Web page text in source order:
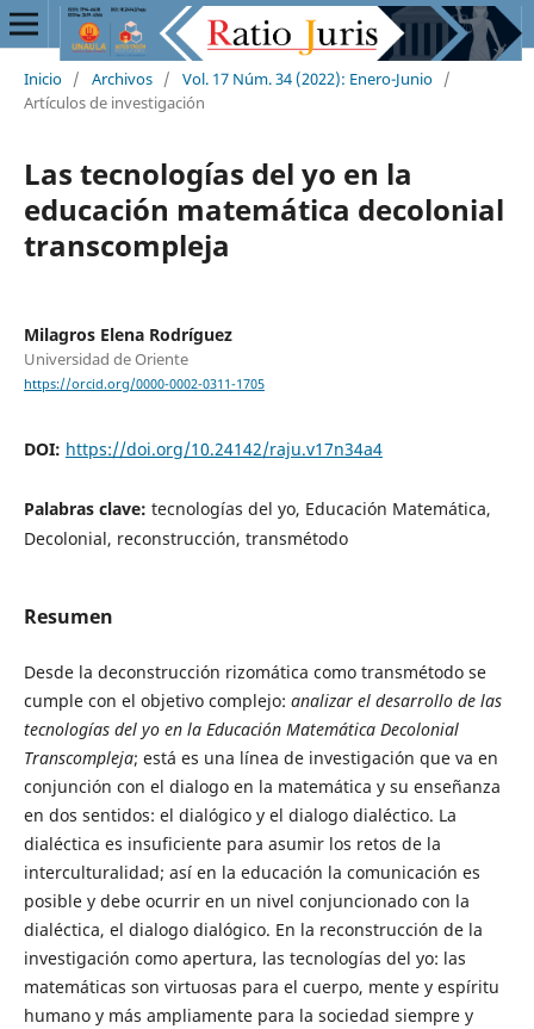
Inicio / Archivos / Vol. 17 Núm. 34 (2022): Enero-Junio /
Artículos de investigación
Las tecnologías del yo en la
educación matemática decolonial
transcompleja
Milagros Elena Rodríguez
Universidad de Oriente
https://orcid.org/0000-0002-0311-1705
DOI: https://doi.org/10.24142/raju.v17n34a4
Palabras clave: tecnologías del yo, Educación Matemática,
Decolonial, reconstrucción, transmétodo
Resumen
Desde la deconstrucción rizomática como transmétodo se
cumple con el objetivo complejo: analizar el desarrollo de las
tecnologías del yo en la Educación Matemática Decolonial
Transcompleja; está es una línea de investigación que va en
conjunción con el dialogo en la matemática y su enseñanza
en dos sentidos: el dialógico y el dialogo dialéctico. La
dialéctica es insuficiente para asumir los retos de la
interculturalidad; así en la educación la comunicación es
posible y debe ocurrir en un nivel conjuncionado con la
dialéctica, el dialogo dialógico. En la reconstrucción de la
investigación como apertura, las tecnologías del yo: las
matemáticas son virtuosas para el cuerpo, mente y espíritu
humano y más ampliamente para la sociedad siempre y